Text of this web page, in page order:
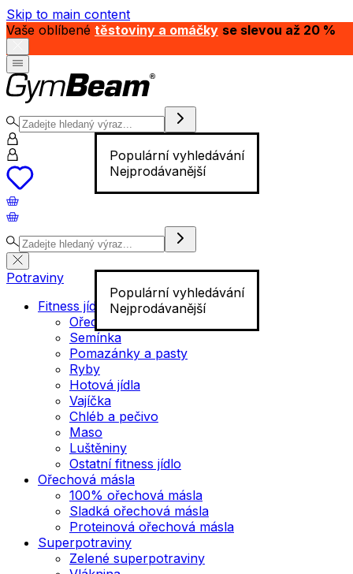
Skip to main content
Vaše oblíbené těstoviny a omáčky se slevou až 20 %
Populární vyhledávání
Nejprodávanější
Populární vyhledávání
Nejprodávanější
Potraviny
Fitness jídlo
Ořechy
Semínka
Pomazánky a pasty
Ryby
Hotová jídla
Vajíčka
Chléb a pečivo
Maso
Luštěniny
Ostatní fitness jídlo
Ořechová másla
100% ořechová másla
Sladká ořechová másla
Proteinová ořechová másla
Superpotraviny
Zelené superpotraviny